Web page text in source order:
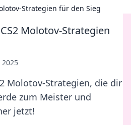
Strategien für den Sieg
Molotov-Strategien
2025
Molotov-Strategien, die dir
zum Meister und
jetzt!